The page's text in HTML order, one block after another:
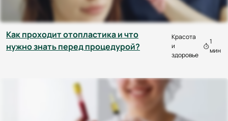
Как проходит отопластика и что
нужно знать перед процедурой?
Красота
и
здоровье
1
мин